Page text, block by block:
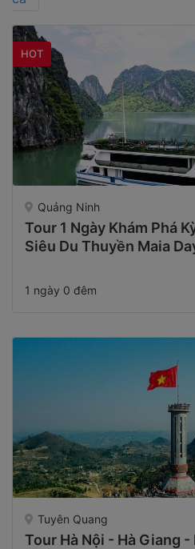
HOT
Quảng Ninh
Tour 1 Ngày Khám Phá
Siêu Du Thuyền Maia
1 ngày 0 đêm
Tuyên Quang
Tour Hà Nội - Hà Giang -